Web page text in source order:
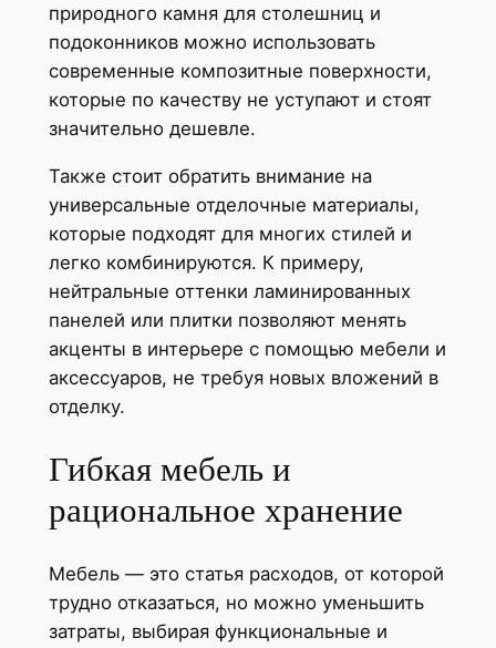
природного камня для столешниц и
подоконников можно использовать
современные композитные поверхности,
которые по качеству не уступают и стоят
значительно дешевле.
Также стоит обратить внимание на
универсальные отделочные материалы,
которые подходят для многих стилей и
легко комбинируются. К примеру,
нейтральные оттенки ламинированных
панелей или плитки позволяют менять
акценты в интерьере с помощью мебели и
аксессуаров, не требуя новых вложений в
отделку.
Гибкая мебель и
рациональное хранение
Мебель — это статья расходов, от которой
трудно отказаться, но можно уменьшить
затраты, выбирая функциональные и